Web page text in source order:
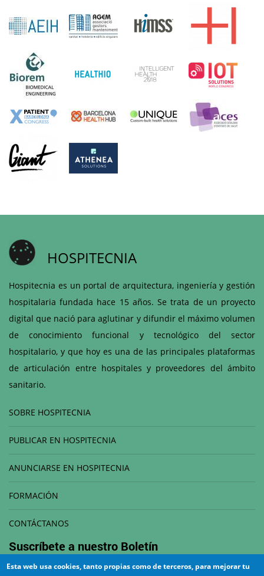
HOSPITECNIA
Hospitecnia es un portal de arquitectura, ingeniería y gestión
hospitalaria fundada hace 15 años. Se trata de un proyecto
digital que nació para aglutinar y difundir el máximo volumen
de conocimiento funcional y tecnológico del sector
hospitalario, y que hoy es una de las principales plataformas
de articulación entre hospitales y proveedores del ámbito
sanitario.
SOBRE HOSPITECNIA
PUBLICAR EN HOSPITECNIA
ANUNCIARSE EN HOSPITECNIA
FORMACIÓN
CONTÁCTANOS
Suscríbete a nuestro Boletín
Esta web usa cookies, tanto propias como de terceros, para mejorar tu